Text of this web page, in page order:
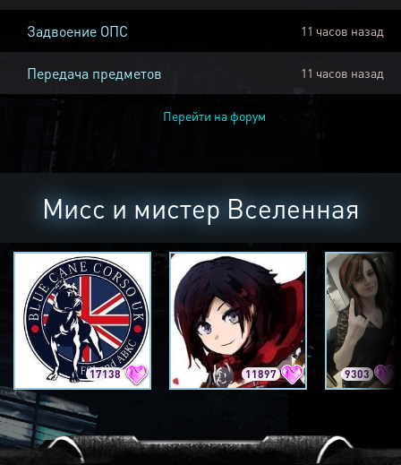
Задвоение ОПС 11 часов назад
Передача предметов 11 часов назад
Перейти на форум
Мисс и мистер Вселенная
17138 11897 9303